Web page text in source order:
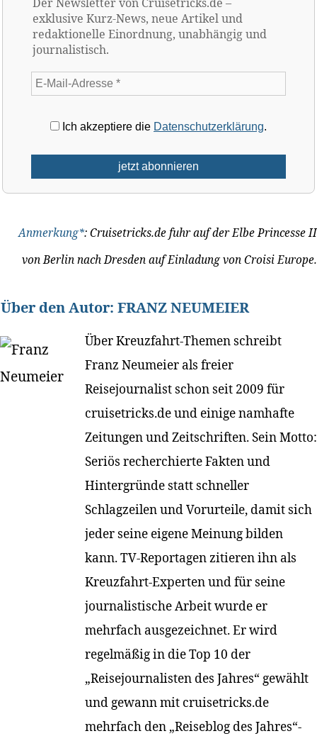
exklusive Kurz-News, neue Artikel und
redaktionelle Einordnung, unabhängig und
journalistisch.
Ich akzeptiere die Datenschutzerklärung.
Anmerkung*: Cruisetricks.de fuhr auf der Elbe Princesse II
von Berlin nach Dresden auf Einladung von Croisi Europe.
Über den Autor: FRANZ NEUMEIER
Über Kreuzfahrt-Themen schreibt
Franz Neumeier als freier
Reisejournalist schon seit 2009 für
cruisetricks.de und einige namhafte
Zeitungen und Zeitschriften. Sein Motto:
Seriös recherchierte Fakten und
Hintergründe statt schneller
Schlagzeilen und Vorurteile, damit sich
jeder seine eigene Meinung bilden
kann. TV-Reportagen zitieren ihn als
Kreuzfahrt-Experten und für seine
journalistische Arbeit wurde er
mehrfach ausgezeichnet. Er wird
regelmäßig in die Top 10 der
„Reisejournalisten des Jahres“ gewählt
und gewann mit cruisetricks.de
mehrfach den „Reiseblog des Jahres“-